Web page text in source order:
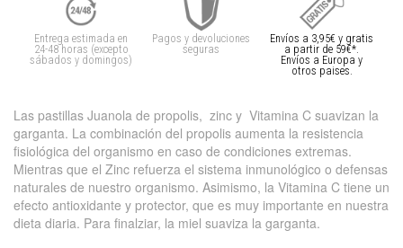
Entrega estimada en
24-48 horas (excepto
sábados y domingos)
Pagos y devoluciones
seguras
Envíos a 3,95€ y gratis
a partir de 59€*.
Envíos a Europa y
otros paises.
Las pastillas Juanola de propolis, zinc y Vitamina C suavizan la
garganta. La combinación del propolis aumenta la resistencia
fisiológica del organismo en caso de condiciones extremas.
Mientras que el Zinc refuerza el sistema inmunológico o defensas
naturales de nuestro organismo. Asimismo, la Vitamina C tiene un
efecto antioxidante y protector, que es muy importante en nuestra
dieta diaria. Para finalziar, la miel suaviza la garganta.